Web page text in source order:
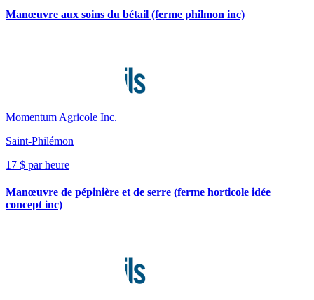
Manœuvre aux soins du bétail (ferme philmon inc)
Momentum Agricole Inc.
Saint-Philémon
17 $ par heure
Manœuvre de pépinière et de serre (ferme horticole idée
concept inc)